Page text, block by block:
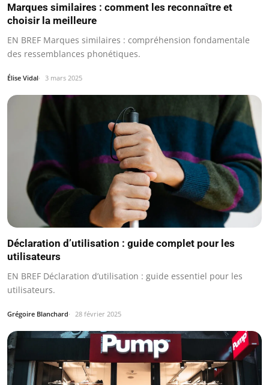
Marques similaires : comment les reconnaître et
choisir la meilleure
EN BREF Marques similaires : compréhension fondamentale
des ressemblances phonétiques.
Élise Vidal 3 mars 2025
Déclaration d’utilisation : guide complet pour les
utilisateurs
EN BREF Déclaration d’utilisation : guide essentiel pour les
utilisateurs.
Grégoire Blanchard 28 février 2025